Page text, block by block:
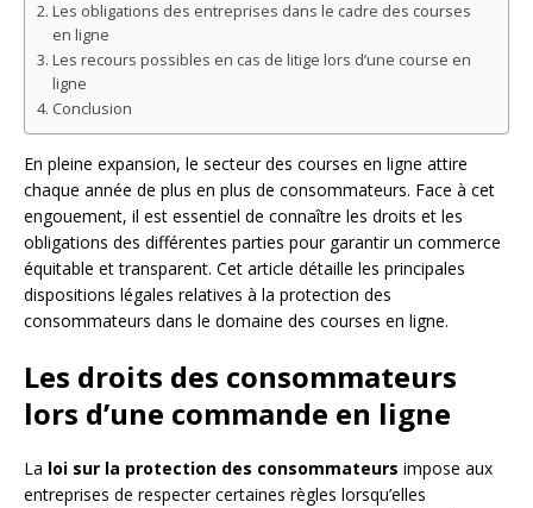
Les obligations des entreprises dans le cadre des courses
en ligne
Les recours possibles en cas de litige lors d’une course en
ligne
Conclusion
En pleine expansion, le secteur des courses en ligne attire
chaque année de plus en plus de consommateurs. Face à cet
engouement, il est essentiel de connaître les droits et les
obligations des différentes parties pour garantir un commerce
équitable et transparent. Cet article détaille les principales
dispositions légales relatives à la protection des
consommateurs dans le domaine des courses en ligne.
Les droits des consommateurs
lors d’une commande en ligne
La loi sur la protection des consommateurs impose aux
entreprises de respecter certaines règles lorsqu’elles